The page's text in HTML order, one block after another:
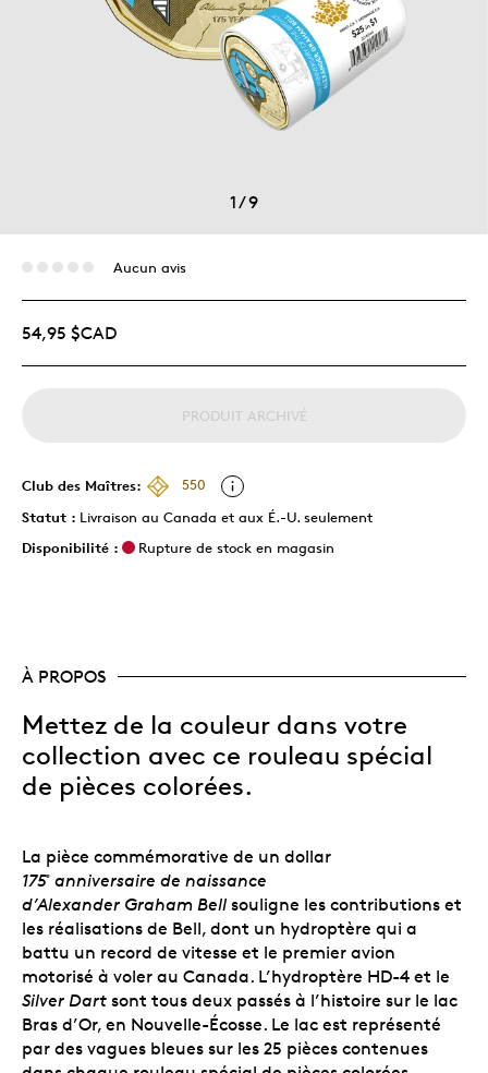
1/9
Aucun avis
54,95 $CAD
PRODUIT ARCHIVÉ
Club des Maîtres:
550
Statut : Livraison au Canada et aux É.-U. seulement
Disponibilité :
Rupture de stock en magasin
À PROPOS
Mettez de la couleur dans votre
collection avec ce rouleau spécial
de pièces colorées.
La pièce commémorative de un dollar
175ᵉ anniversaire de naissance
d’Alexander Graham Bell souligne les contributions et
les réalisations de Bell, dont un hydroptère qui a
battu un record de vitesse et le premier avion
motorisé à voler au Canada. L’hydroptère HD-4 et le
Silver Dart sont tous deux passés à l’histoire sur le lac
Bras d’Or, en Nouvelle-Écosse. Le lac est représenté
par des vagues bleues sur les 25 pièces contenues